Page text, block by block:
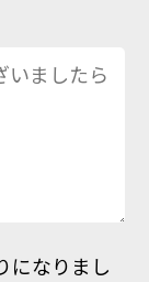
になりまし